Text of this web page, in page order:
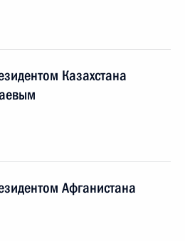
Казахстана
Афганистана